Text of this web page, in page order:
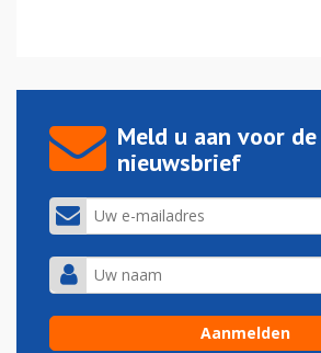
Meld u aan voor de
nieuwsbrief